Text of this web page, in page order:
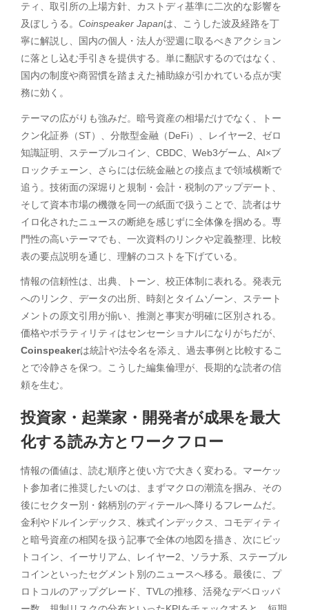
ティ、取引所の上場方針、カストディ基準に二次的な影響を
及ぼしうる。 Coinspeaker Japanは、こうした波及経路を丁
寧に解説し、国内の個人・法人が翌週に取るべきアクション
に落とし込む手引きを提供する。単に翻訳するのではなく、
国内の制度や商習慣を踏まえた補助線が引かれている点が実
務に効く。
テーマの広がりも強みだ。暗号資産の相場だけでなく、トー
クン化証券（ST）、分散型金融（DeFi）、レイヤー2、ゼロ
知識証明、ステーブルコイン、CBDC、Web3ゲーム、AI×ブ
ロックチェーン、さらには伝統金融との接点まで領域横断で
追う。技術面の深堀りと規制・会計・税制のアップデート、
そして資本市場の機微を同一の紙面で扱うことで、読者はサ
イロ化されたニュースの断絶を感じずに全体像を掴める。専
門性の高いテーマでも、一次資料のリンクや定義整理、比較
表の要点説明を通じ、理解のコストを下げている。
情報の信頼性は、出典、トーン、校正体制に表れる。発表元
へのリンク、データの出所、時刻とタイムゾーン、ステート
メントの原文引用が揃い、推測と事実が明確に区別される。
価格やボラティリティはセンセーショナルになりがちだが、
Coinspeakerは統計や法令名を添え、過去事例と比較するこ
とで冷静さを保つ。こうした編集倫理が、長期的な読者の信
頼を生む。
投資家・起業家・開発者が成果を最大
化する読み方とワークフロー
情報の価値は、読む順序と使い方で大きく変わる。マーケッ
ト参加者に推奨したいのは、まずマクロの潮流を掴み、その
後にセクター別・銘柄別のディテールへ降りるフレームだ。
金利やドルインデックス、株式インデックス、コモディティ
と暗号資産の相関を扱う記事で全体の地図を描き、次にビッ
トコイン、イーサリアム、レイヤー2、ソラナ系、ステーブル
コインといったセグメント別のニュースへ移る。最後に、プ
ロトコルのアップグレード、TVLの推移、活発なデベロッパ